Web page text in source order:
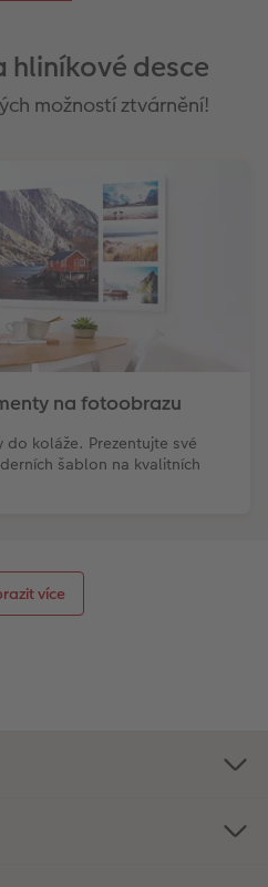
hliníkové desce
možností ztvárnění!
na fotoobrazu
do koláže. Prezentujte své
šablon na kvalitních
více